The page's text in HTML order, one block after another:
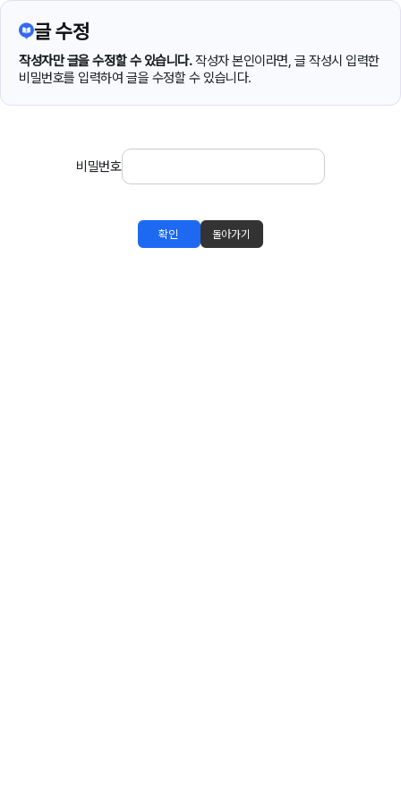
글 수정
작성자만 글을 수정할 수 있습니다.작성자 본인이라면, 글 작성시 입력한
비밀번호를 입력하여 글을 수정할 수 있습니다.
비밀번호
확인 돌아가기